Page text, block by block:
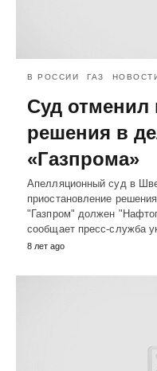
В РОССИИ ГАЗ
Суд отменил
решения в
«Газпрома»
Апелляционный суд в
приостановление
"Газпром" должен
сообщает пресс-служба
8 лет ago